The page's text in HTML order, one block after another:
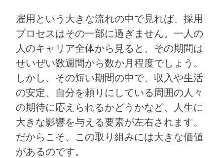
雇用という大きな流れの中で見れば、採用
プロセスはその一部に過ぎません。一人の
人のキャリア全体から見ると、その期間は
せいぜい数週間から数か月程度でしょう。
しかし、その短い期間の中で、収入や生活
の安定、自分を頼りにしている周囲の人々
の期待に応えられるかどうかなど、人生に
大きな影響を与える要素が左右されます。
だからこそ、この取り組みには大きな価値
があるのです。